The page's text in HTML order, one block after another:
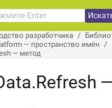
разработчика
— пространство имён
— метод